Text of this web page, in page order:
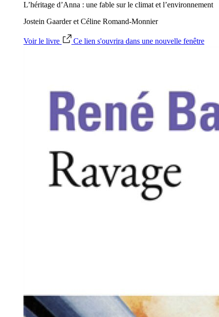
L’héritage d’Anna : une fable sur le climat et l’environnement
Jostein Gaarder et Céline Romand-Monnier
Voir le livre Ce lien s'ouvrira dans une nouvelle fenêtre